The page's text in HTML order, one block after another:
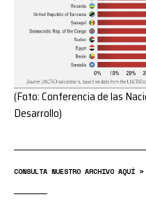
(Foto: Conferencia de las
Desarrollo)
CONSULTA NUESTRO ARCHIVO AQUÍ >